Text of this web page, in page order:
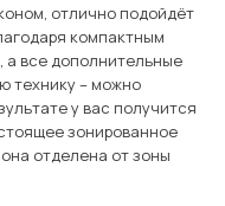
отлично подойдёт
компактным
а все дополнительные
технику – можно
у вас получится
зонированное
отделена от зоны